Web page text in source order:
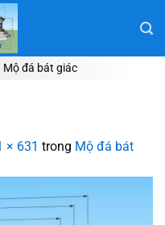
Mộ đá bát giác
× 631 trong Mộ đá bát